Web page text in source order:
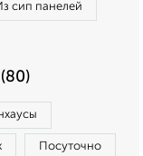
сип панелей
Посуточно